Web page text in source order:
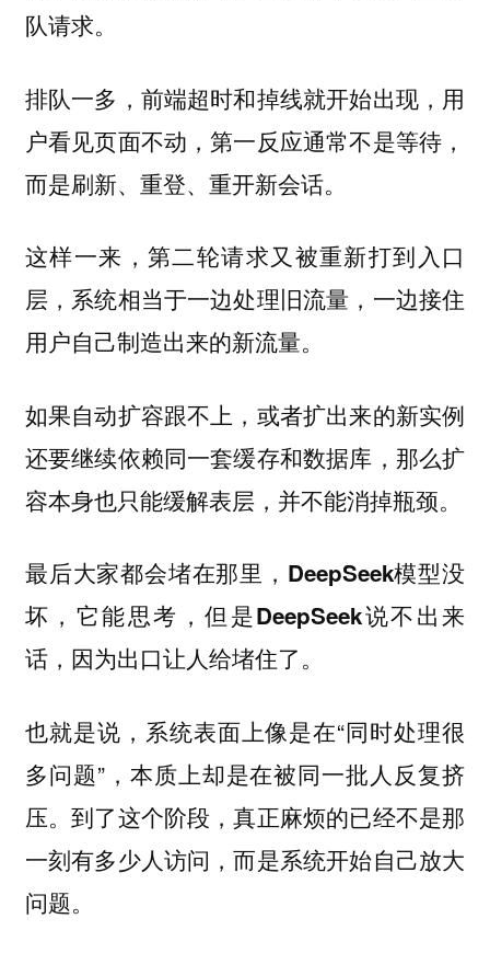
队请求。
排队一多，前端超时和掉线就开始出现，用
户看见页面不动，第一反应通常不是等待，
而是刷新、重登、重开新会话。
这样一来，第二轮请求又被重新打到入口
层，系统相当于一边处理旧流量，一边接住
用户自己制造出来的新流量。
如果自动扩容跟不上，或者扩出来的新实例
还要继续依赖同一套缓存和数据库，那么扩
容本身也只能缓解表层，并不能消掉瓶颈。
最后大家都会堵在那里， DeepSeek模型没
坏，它能思考，但是DeepSeek说不出来
话，因为出口让人给堵住了。
也就是说，系统表面上像是在“同时处理很
多问题”，本质上却是在被同一批人反复挤
压。到了这个阶段，真正麻烦的已经不是那
一刻有多少人访问，而是系统开始自己放大
问题。